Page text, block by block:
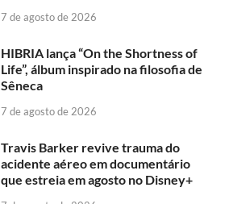
7 de agosto de 2026
HIBRIA lança “On the Shortness of
Life”, álbum inspirado na filosofia de
Sêneca
7 de agosto de 2026
Travis Barker revive trauma do
acidente aéreo em documentário
que estreia em agosto no Disney+